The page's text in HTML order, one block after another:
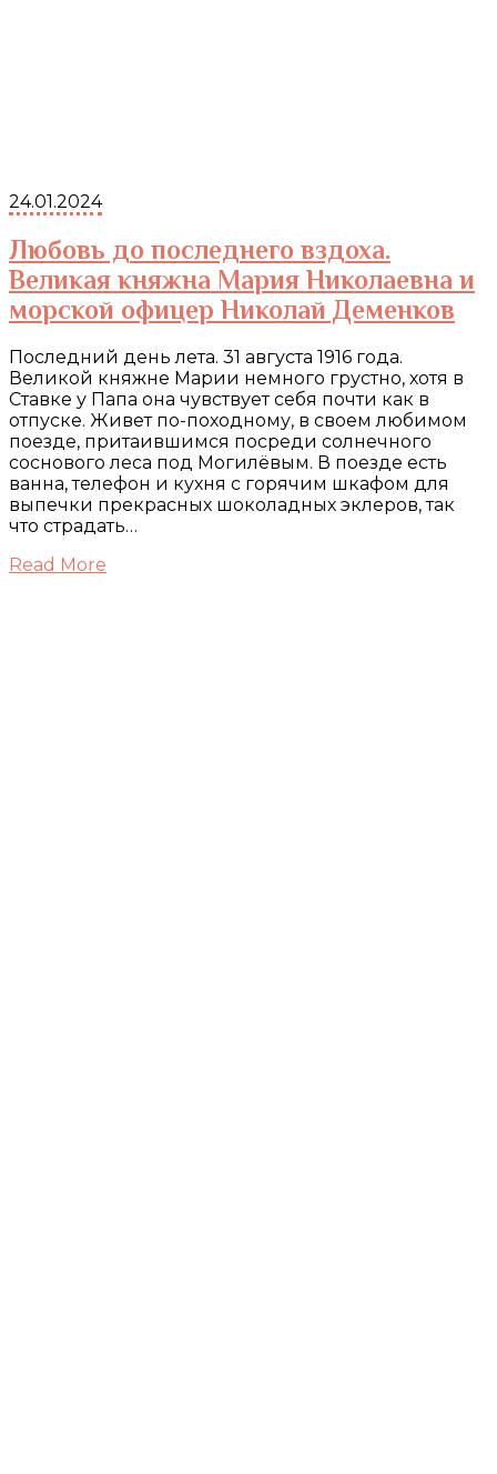
24.01.2024
Любовь до последнего вздоха.
Великая княжна Мария Николаевна и
морской офицер Николай Деменков
Последний день лета. 31 августа 1916 года.
Великой княжне Марии немного грустно, хотя в
Ставке у Папа она чувствует себя почти как в
отпуске. Живет по-походному, в своем любимом
поезде, притаившимся посреди солнечного
соснового леса под Могилёвым. В поезде есть
ванна, телефон и кухня с горячим шкафом для
выпечки прекрасных шоколадных эклеров, так
что страдать…
Read More